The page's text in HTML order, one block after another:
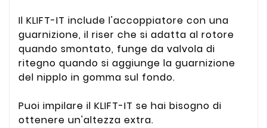
Il KLIFT-IT include l'accoppiatore con una
guarnizione, il riser che si adatta al rotore
quando smontato, funge da valvola di
ritegno quando si aggiunge la guarnizione
del nipplo in gomma sul fondo.
Puoi impilare il KLIFT-IT se hai bisogno di
ottenere un'altezza extra.